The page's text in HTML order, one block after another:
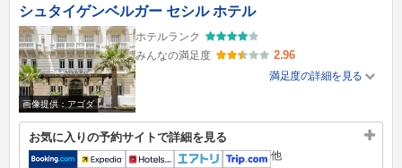
シュタイゲンベルガー セシル ホテル
画像提供：アゴダ
ホテルランク
みんなの満足度
2.96
満足度の詳細を見る
お気に入りの予約サイトで詳細を見る
他